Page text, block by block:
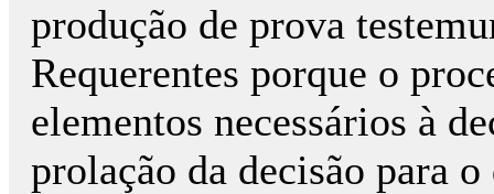
produção de prova
Requerentes porque o
elementos necessários à
prolação da decisão para